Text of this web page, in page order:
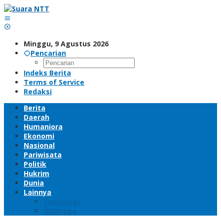
Lewati
ke
konten
Minggu, 9 Agustus 2026
Pencarian
Indeks Berita
Terms of Service
Redaksi
Berita
Daerah
Humaniora
Ekonomi
Nasional
Pariwisata
Politik
Hukrim
Dunia
Lainnya
Teknologi
Olahraga